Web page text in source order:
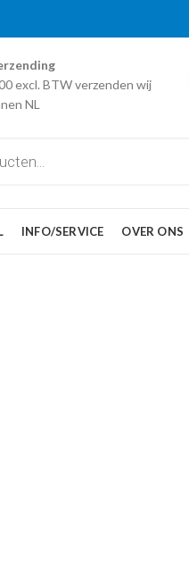
excl. BTW verzenden wij
NL
INFO/SERVICE OVER ONS